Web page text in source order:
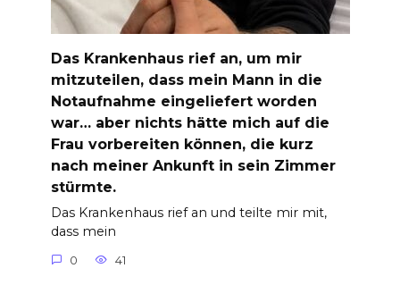
Das Krankenhaus rief an, um mir
mitzuteilen, dass mein Mann in die
Notaufnahme eingeliefert worden
war… aber nichts hätte mich auf die
Frau vorbereiten können, die kurz
nach meiner Ankunft in sein Zimmer
stürmte.
Das Krankenhaus rief an und teilte mir mit,
dass mein
0 41